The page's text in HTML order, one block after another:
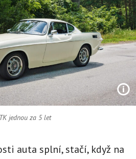
jednou za 5 let
auta splní, stačí, když na